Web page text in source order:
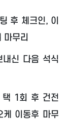
후 체크인, 이
마무리
신 다음 석식
택 1회 후 건전
케 이동후 마무